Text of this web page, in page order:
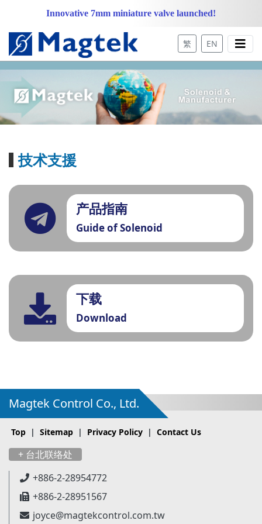
Innovative 7mm miniature valve launched!
繁 EN
技术支援
产品指南
Guide of Solenoid
下载
Download
Magtek Control Co., Ltd.
Top | Sitemap | Privacy Policy | Contact Us
+ 台北联络处
+886-2-28954772
+886-2-28951567
joyce@magtekcontrol.com.tw